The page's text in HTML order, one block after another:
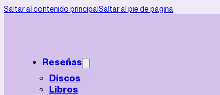
Saltar al contenido principalSaltar al pie de página
Reseñas
Discos
Libros